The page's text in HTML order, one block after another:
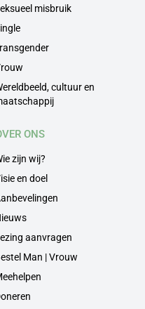
misbruik
cultuur en
ONS
zijn wij?
en doel
aanvragen
Man | Vrouw